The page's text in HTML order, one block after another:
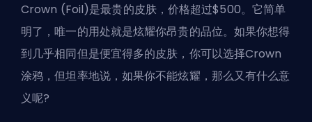
Crown (Foil)是最贵的皮肤，价格超过$500。它简单
明了，唯一的用处就是炫耀你昂贵的品位。如果你想得
到几乎相同但是便宜得多的皮肤，你可以选择Crown
涂鸦，但坦率地说，如果你不能炫耀，那么又有什么意
义呢?